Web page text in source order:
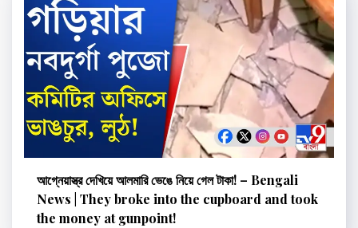
আগ্নেয়াস্ত্র দেখিয়ে আলমারি ভেঙে নিয়ে গেল টাকা! – Bengali
News | They broke into the cupboard and took
the money at gunpoint!